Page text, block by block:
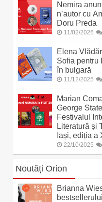
Nemira
n’autor cu
Doru Preda
11/02/2026
Elena
Sofia pentru
în bulgară
11/12/2025
Marian
George
Festivalul
Literatură și
Iași, ediția a
22/10/2025
Noutăți Orion
Brianna